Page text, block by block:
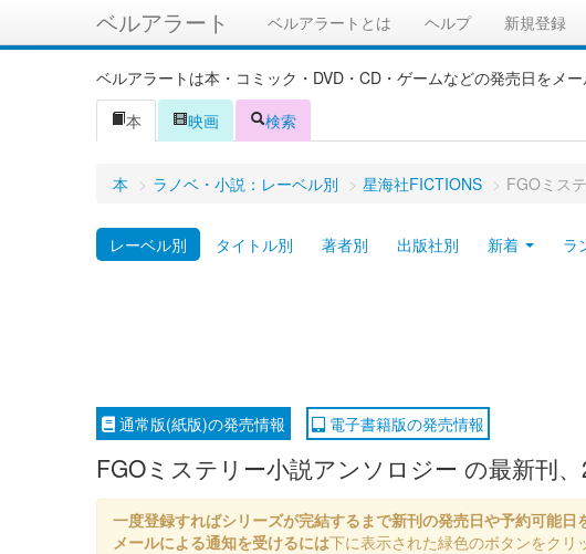
ベルアラート ベルアラートとは ヘルプ 新規登録
ベルアラートは本・コミック・DVD・CD・ゲームなどの発売日をメ
本
映画 検索
本 > ラノベ・小説：レーベル別 > 星海社FICTIONS > FGOミス
レーベル別 タイトル別 著者別 出版社別 新着 ラ
通常版(紙版)の発売情報 電子書籍版の発売情報
FGOミステリー小説アンソロジー の最新刊
一度登録すればシリーズが完結するまで新刊の発売日や予約可能日
メールによる通知を受けるには下に表示された緑色のボタンをクリ